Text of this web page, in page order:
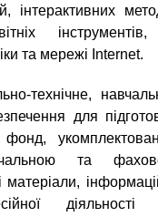
інтерактивних
та мережі Internet.
технічне,
для
фонд,
та
діяльності